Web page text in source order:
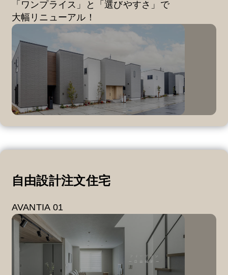
「ワンプライス」と「選びやすさ」で
大幅リニューアル！
自由設計注文住宅
AVANTIA 01